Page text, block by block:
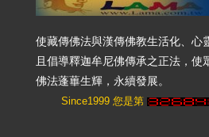
使藏傳佛法與漢傳佛教生活化、心
且倡導釋迦牟尼佛傳承之正法，使
佛法蓬蓽生輝，永續發展。
Since1999 您是第